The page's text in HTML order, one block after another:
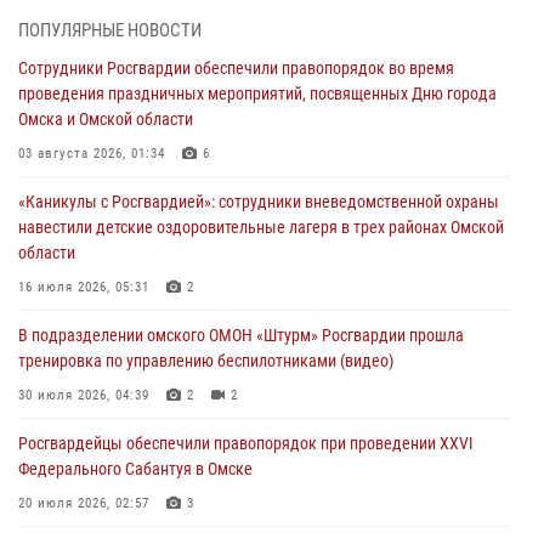
тренировка по управлению беспилотниками (видео)
30 июля 2026, 04:39 2
Росгвардия обеспечила безопасность уникального передвижного
29 июля 2026, 01:49
Росгвардейцы приняли участие в крестном ходе в День крещения
Руси в Омске
При содействии спецназа Росгвардии пресечены нарушения
миграционного законодательства в Омске (видео)
ПОПУЛЯРНЫЕ НОВОСТИ
Сотрудники Росгвардии обеспечили правопорядок во время
проведения праздничных мероприятий, посвященных Дню города
Омска и Омской области
03 августа 2026, 01:34 6
«Каникулы с Росгвардией»: сотрудники вневедомственной охраны
навестили детские оздоровительные лагеря в трех районах Омской
области
16 июля 2026, 05:31 2
В подразделении омского ОМОН «Штурм» Росгвардии прошла
тренировка по управлению беспилотниками (видео)
30 июля 2026, 04:39 2 2
Росгвардейцы обеcпечили правопорядок при проведении XXVI
Федерального Сабантуя в Омске
20 июля 2026, 02:57 3